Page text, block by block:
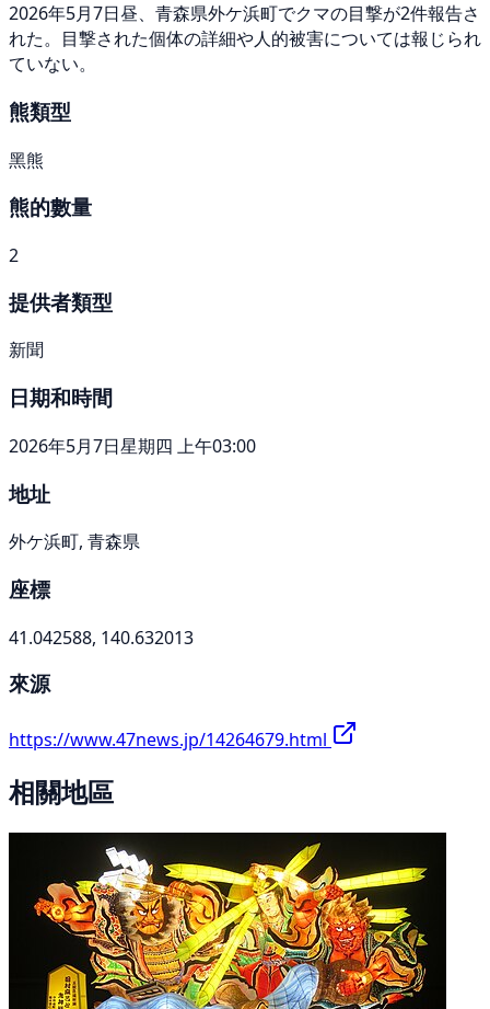
2026年5月7日昼、青森県外ケ浜町でクマの目撃が2件報告さ
れた。目撃された個体の詳細や人的被害については報じられ
ていない。
熊類型
黑熊
熊的數量
2
提供者類型
新聞
日期和時間
2026年5月7日星期四 上午03:00
地址
外ケ浜町, 青森県
座標
41.042588, 140.632013
來源
https://www.47news.jp/14264679.html
相關地區